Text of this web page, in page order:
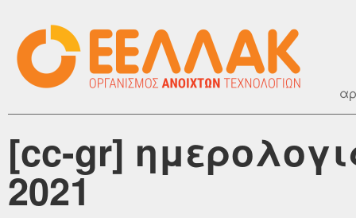
[cc-gr]
2021